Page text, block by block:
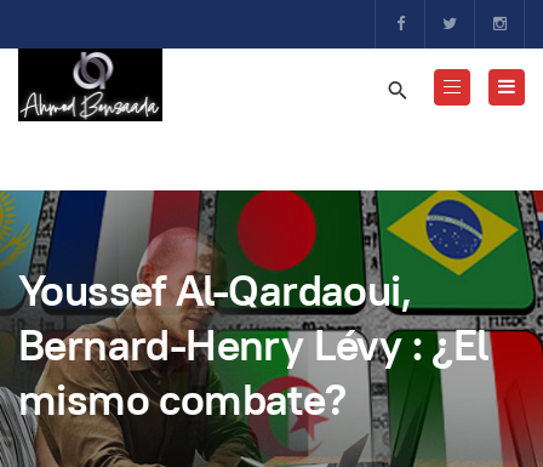
Youssef Al-Qardaoui,
Bernard-Henry Lévy : ¿El
mismo combate?